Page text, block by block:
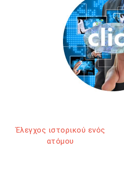
Έλεγχος ιστορικού ενός
ατόμου